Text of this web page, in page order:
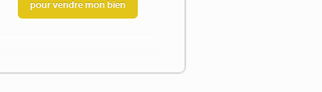
pour vendre mon bien